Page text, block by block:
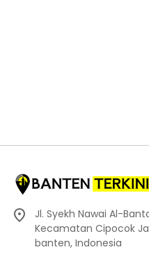
Jl. Syekh Nawai Al-
Kecamatan Cipocok
banten, Indonesia